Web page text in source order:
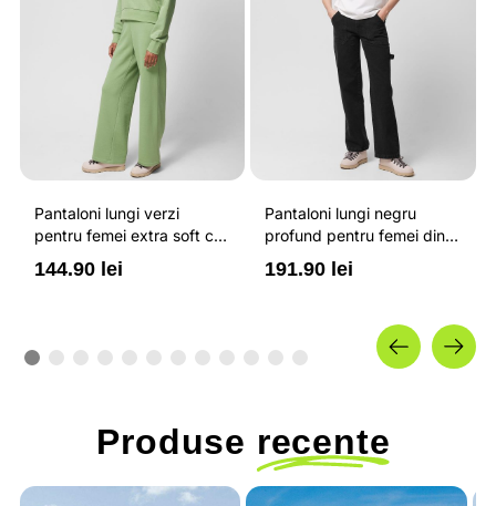
Pantaloni lungi verzi
pentru femei extra soft cu
talie inalta OUTHORN
144.90 lei
Pantaloni lungi negru
profund pentru femei din
denim si croiala regular
OUTHORN
191.90 lei
Produse recente